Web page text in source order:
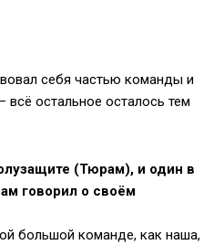
себя частью команды и
остальное осталось тем
(Тюрам), и один в
говорил о своём
большой команде, как наша,